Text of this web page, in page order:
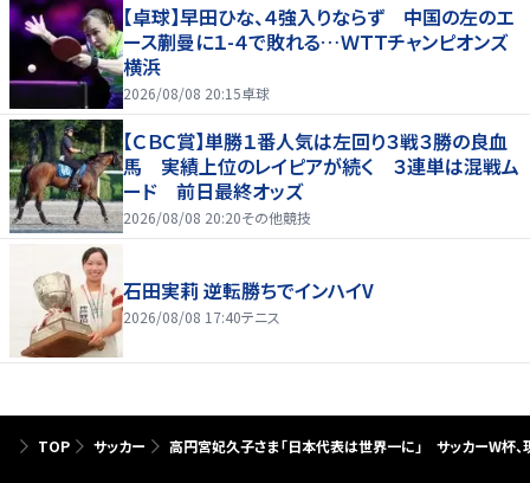
【卓球】早田ひな、４強入りならず 中国の左のエ
ース蒯曼に１-４で敗れる…ＷＴＴチャンピオンズ
横浜
2026/08/08 20:15卓球
【ＣＢＣ賞】単勝１番人気は左回り３戦３勝の良血
馬 実績上位のレイピアが続く ３連単は混戦ム
ード 前日最終オッズ
2026/08/08 20:20その他競技
石田実莉 逆転勝ちでインハイV
2026/08/08 17:40テニス
TOP サッカー 高円宮妃久子さま「日本代表は世界一に」 サッカーW杯